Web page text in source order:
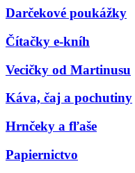
Darčekové poukážky
Čítačky e-kníh
Vecičky od Martinusu
Káva, čaj a pochutiny
Hrnčeky a fľaše
Papiernictvo